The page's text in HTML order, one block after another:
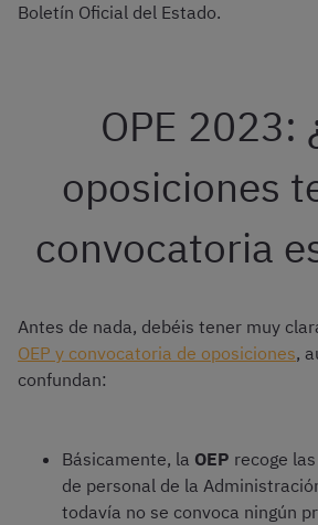
Boletín Oficial del Estado.
OPE 2023:
oposiciones
convocatoria
Antes de nada, debéis tener muy
OEP y convocatoria de oposiciones,
confundan:
Básicamente, la OEP recoge
de personal de la
todavía no se convoca ningún